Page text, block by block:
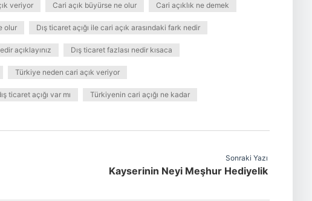
veriyor Cari açık büyürse ne olur Cari açıklık ne demek
olur Dış ticaret açığı ile cari açık arasındaki fark nedir
açıklayınız Dış ticaret fazlası nedir kısaca
Türkiye neden cari açık veriyor
ticaret açığı var mı Türkiyenin cari açığı ne kadar
Sonraki Yazı
Kayserinin Neyi Meşhur Hediyelik